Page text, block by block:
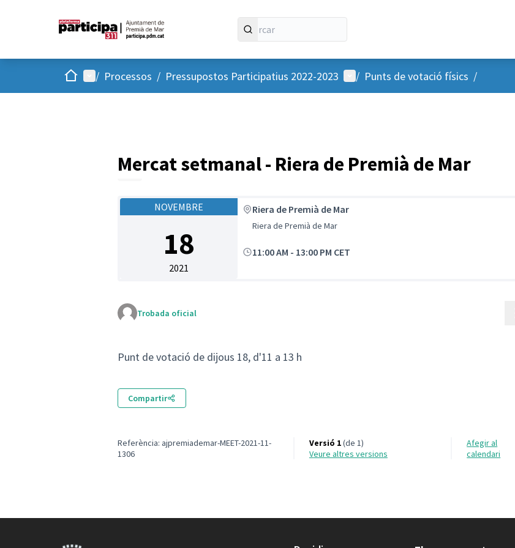
Inici Menú principal
/ Processos / Pressupostos Participatius 2022-2023 Menú d'usuari
/ Punts de votació físics /
Mercat setmanal - Riera de Premià de Mar
NOVEMBRE
18
2021
Riera de Premià de Mar
Riera de Premià de Mar
11:00 AM - 13:00 PM CET
Trobada oficial
Punt de votació de dijous 18, d'11 a 13 h
Compartir
Referència: ajpremiademar-MEET-2021-11-
1306
Versió 1(de 1)
veure altres versions
Afegir al
calendari